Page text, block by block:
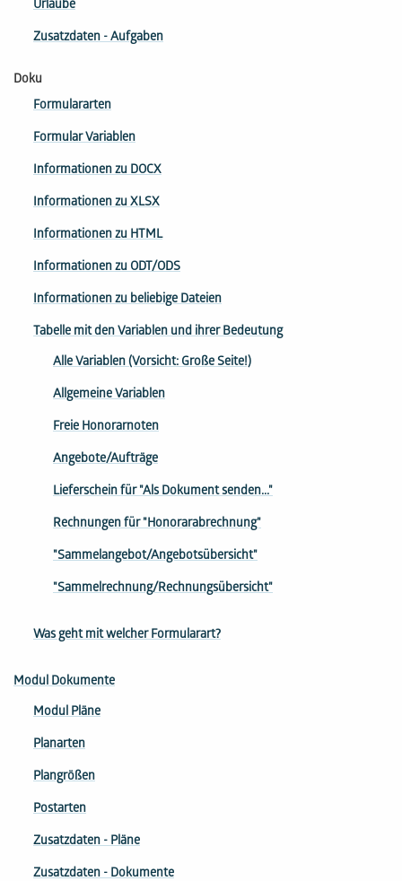
Urlaube
Zusatzdaten - Aufgaben
Doku
Formulararten
Formular Variablen
Informationen zu DOCX
Informationen zu XLSX
Informationen zu HTML
Informationen zu ODT/ODS
Informationen zu beliebige Dateien
Tabelle mit den Variablen und ihrer Bedeutung
Alle Variablen (Vorsicht: Große Seite!)
Allgemeine Variablen
Freie Honorarnoten
Angebote/Aufträge
Lieferschein für "Als Dokument senden..."
Rechnungen für "Honorarabrechnung"
"Sammelangebot/Angebotsübersicht"
"Sammelrechnung/Rechnungsübersicht"
Was geht mit welcher Formularart?
Modul Dokumente
Modul Pläne
Planarten
Plangrößen
Postarten
Zusatzdaten - Pläne
Zusatzdaten - Dokumente